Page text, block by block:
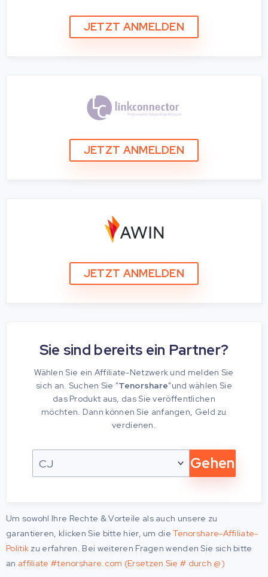
JETZT ANMELDEN
JETZT ANMELDEN
JETZT ANMELDEN
Sie sind bereits ein Partner?
Wählen Sie ein Affiliate-Netzwerk und melden Sie
sich an. Suchen Sie "Tenorshare"und wählen Sie
das Produkt aus, das Sie veröffentlichen
möchten. Dann können Sie anfangen, Geld zu
verdienen.
Gehen
Um sowohl Ihre Rechte & Vorteile als auch unsere zu
garantieren, klicken Sie bitte hier, um dieTenorshare-Affiliate-
Politik zu erfahren. Bei weiteren Fragen wenden Sie sich bitte
an affiliate #tenorshare.com (Ersetzen Sie # durch @)